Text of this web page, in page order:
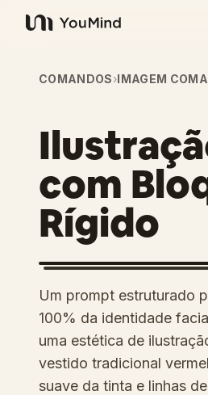
YouMind
COMANDOS›IMAGEM
com
Rígido
Um prompt estruturado
100% da identidade
uma estética de
vestido tradicional
suave da tinta e linhas